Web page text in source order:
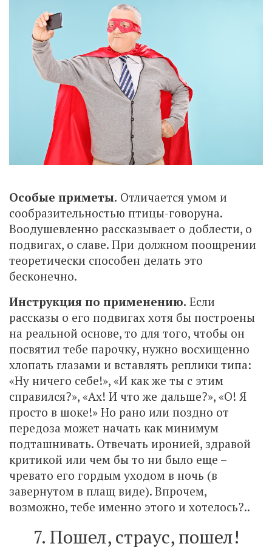
Особые приметы. Отличается умом и
сообразительностью птицы-говоруна.
Воодушевленно рассказывает о доблести, о
подвигах, о славе. При должном поощрении
теоретически способен делать это
бесконечно.
Инструкция по применению. Если
рассказы о его подвигах хотя бы построены
на реальной основе, то для того, чтобы он
посвятил тебе парочку, нужно восхищенно
хлопать глазами и вставлять реплики типа:
«Ну ничего себе!», «И как же ты с этим
справился?», «Ах! И что же дальше?», «О! Я
просто в шоке!» Но рано или поздно от
передоза может начать как минимум
подташнивать. Отвечать иронией, здравой
критикой или чем бы то ни было еще –
чревато его гордым уходом в ночь (в
завернутом в плащ виде). Впрочем,
возможно, тебе именно этого и хотелось?..
7. Пошел, страус, пошел!